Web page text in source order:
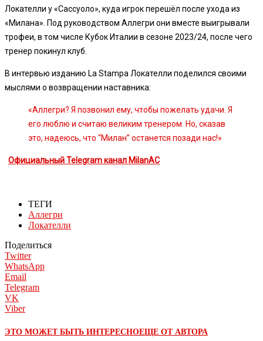
Локателли у «Сассуоло», куда игрок перешёл после ухода из
«Милана». Под руководством Аллегри они вместе выигрывали
трофеи, в том числе Кубок Италии в сезоне 2023/24, после чего
тренер покинул клуб.
В интервью изданию La Stampa Локателли поделился своими
мыслями о возвращении наставника:
«Аллегри? Я позвонил ему, чтобы пожелать удачи. Я
его люблю и считаю великим тренером. Но, сказав
это, надеюсь, что “Милан” останется позади нас!»
Официальный Telegram канал MilanAC
ТЕГИ
Аллегри
Локателли
Поделиться
Twitter
WhatsApp
Email
Telegram
VK
Viber
ЭТО МОЖЕТ БЫТЬ ИНТЕРЕСНОЕЩЕ ОТ АВТОРА